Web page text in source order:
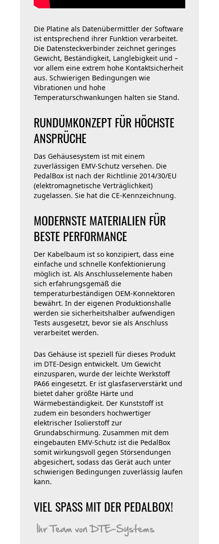
Die Platine als Datenübermittler der Software
ist entsprechend ihrer Funktion verarbeitet.
Die Datensteckverbinder zeichnet geringes
Gewicht, Beständigkeit, Langlebigkeit und –
vor allem eine extrem hohe Kontaktsicherheit
aus. Schwierigen Bedingungen wie
Vibrationen und hohe
Temperaturschwankungen halten sie Stand.
RUNDUMKONZEPT FÜR HÖCHSTE
ANSPRÜCHE
Das Gehäusesystem ist mit einem
zuverlässigen EMV-Schutz versehen. Die
PedalBox ist nach der Richtlinie 2014/30/EU
(elektromagnetische Verträglichkeit)
zugelassen. Sie hat die CE-Kennzeichnung.
MODERNSTE MATERIALIEN FÜR
BESTE PERFORMANCE
Der Kabelbaum ist so konzipiert, dass eine
einfache und schnelle Konfektionierung
möglich ist. Als Anschlusselemente haben
sich erfahrungsgemäß die
temperaturbeständigen OEM-Konnektoren
bewährt. In der eigenen Produktionshalle
werden sie sicherheitshalber aufwendigen
Tests ausgesetzt, bevor sie als Anschluss
verarbeitet werden.
Das Gehäuse ist speziell für dieses Produkt
im DTE-Design entwickelt. Um Gewicht
einzusparen, wurde der leichte Werkstoff
PA66 eingesetzt. Er ist glasfaserverstärkt und
bietet daher größte Härte und
Wärmebeständigkeit. Der Kunststoff ist
zudem ein besonders hochwertiger
elektrischer Isolierstoff zur
Grundabschirmung. Zusammen mit dem
eingebauten EMV-Schutz ist die PedalBox
somit wirkungsvoll gegen Störsendungen
abgesichert, sodass das Gerät auch unter
schwierigen Bedingungen zuverlässig laufen
kann.
VIEL SPASS MIT DER PEDALBOX!